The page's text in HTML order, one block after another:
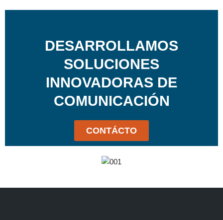
DESARROLLAMOS
SOLUCIONES
INNOVADORAS DE
COMUNICACIÓN
CONTÁCTO